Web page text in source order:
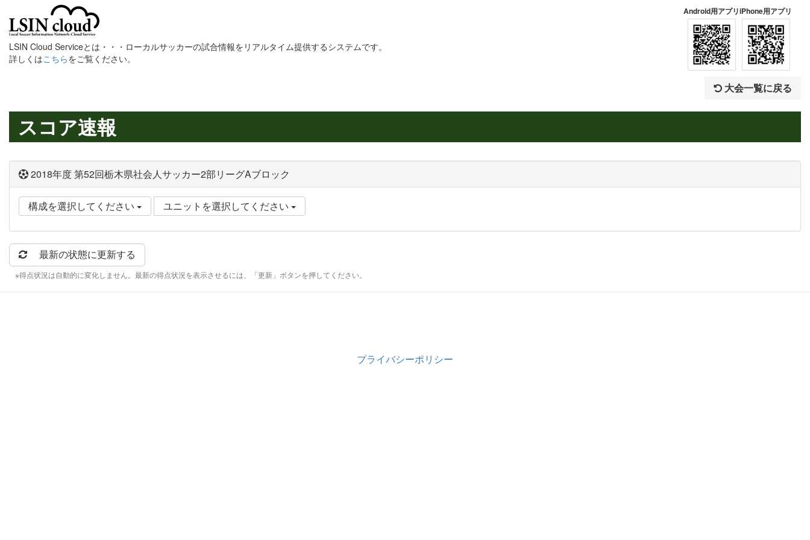
LSIN Cloud Serviceとは・・・ローカルサッカーの試合情報をリアルタイム提供するシステムです。
詳しくはこちらをご覧ください。
Android用アプリiPhone用アプリ
大会一覧に戻る
スコア速報
2018年度 第52回栃木県社会人サッカー2部リーグAブロック
構成を選択してください ユニットを選択してください
最新の状態に更新する
※得点状況は自動的に変化しません。最新の得点状況を表示させるには、「更新」ボタンを押してください。
プライバシーポリシー